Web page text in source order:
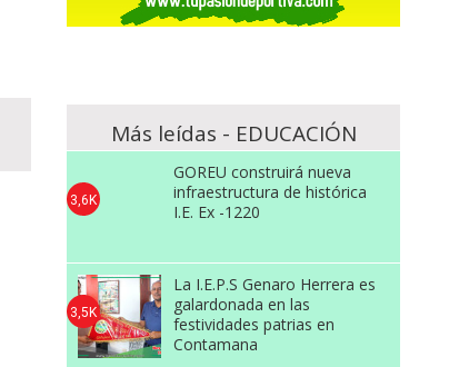
Más leídas - EDUCACIÓN
GOREU construirá nueva
infraestructura de histórica
I.E. Ex -1220
3,6K
La I.E.P.S Genaro Herrera es
galardonada en las
festividades patrias en
Contamana
3,5K